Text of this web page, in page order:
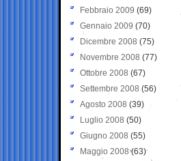
Febbraio 2009 (69)
Gennaio 2009 (70)
Dicembre 2008 (75)
Novembre 2008 (77)
Ottobre 2008 (67)
Settembre 2008 (56)
Agosto 2008 (39)
Luglio 2008 (50)
Giugno 2008 (55)
Maggio 2008(63)